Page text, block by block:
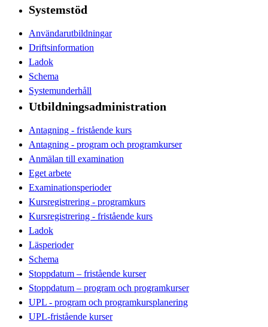
Systemstöd
Användarutbildningar
Driftsinformation
Ladok
Schema
Systemunderhåll
Utbildningsadministration
Antagning - fristående kurs
Antagning - program och programkurser
Anmälan till examination
Eget arbete
Examinationsperioder
Kursregistrering - programkurs
Kursregistrering - fristående kurs
Ladok
Läsperioder
Schema
Stoppdatum – fristående kurser
Stoppdatum – program och programkurser
UPL - program och programkursplanering
UPL-fristående kurser